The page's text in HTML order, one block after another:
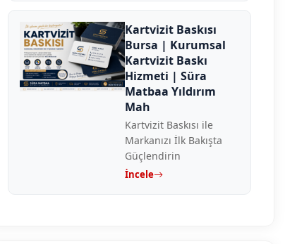
Kartvizit Baskısı
Bursa | Kurumsal
Kartvizit Baskı
Hizmeti | Süra
Matbaa Yıldırım
Mah
Kartvizit Baskısı ile
Markanızı İlk Bakışta
Güçlendirin
İncele